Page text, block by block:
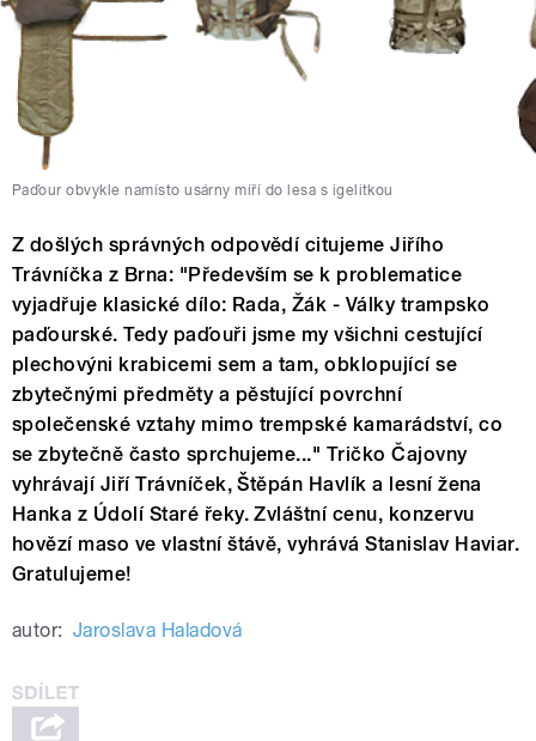
Paďour obvykle namísto usárny míří do lesa s igelitkou
Z došlých správných odpovědí citujeme Jiřího
Trávníčka z Brna: "Především se k problematice
vyjadřuje klasické dílo: Rada, Žák - Války trampsko
paďourské. Tedy paďouři jsme my všichni cestující
plechovýni krabicemi sem a tam, obklopující se
zbytečnými předměty a pěstující povrchní
společenské vztahy mimo trempské kamarádství, co
se zbytečně často sprchujeme..." Tričko Čajovny
vyhrávají Jiří Trávníček, Štěpán Havlík a lesní žena
Hanka z Údolí Staré řeky. Zvláštní cenu, konzervu
hovězí maso ve vlastní štávě, vyhrává Stanislav Haviar.
Gratulujeme!
autor: Jaroslava Haladová